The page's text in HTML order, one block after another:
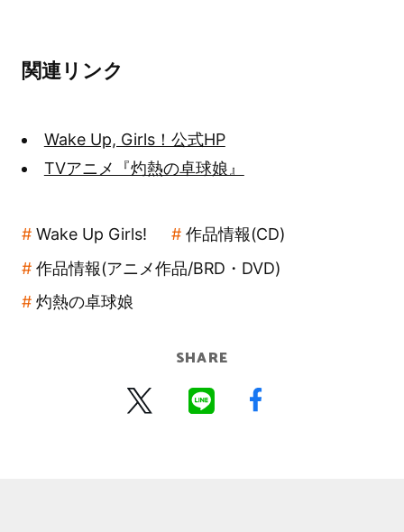
関連リンク
Wake Up, Girls！公式HP
TVアニメ『灼熱の卓球娘』
Wake Up Girls!
作品情報(CD)
作品情報(アニメ作品/BRD・DVD)
灼熱の卓球娘
SHARE